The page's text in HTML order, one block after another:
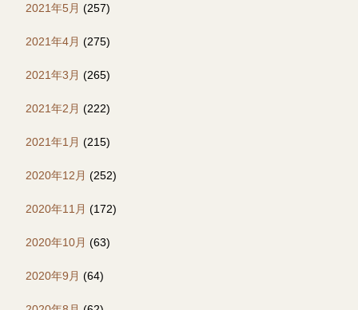
2021年5月 (257)
2021年4月 (275)
2021年3月 (265)
2021年2月 (222)
2021年1月 (215)
2020年12月 (252)
2020年11月 (172)
2020年10月 (63)
2020年9月 (64)